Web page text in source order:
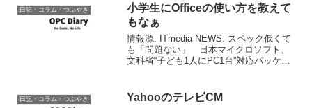
日記・コラム・つぶやき
小学生にOfficeの使い方を教えて
もなぁ
情報源: ITmedia NEWS: スペック低くて
も「問題ない」 日本マイクロソフト、
文科省“子ども1人にPC1台”対応パッケー
っと低スペックでもかま...
日記・コラム・つぶやき YahooのテレビCM